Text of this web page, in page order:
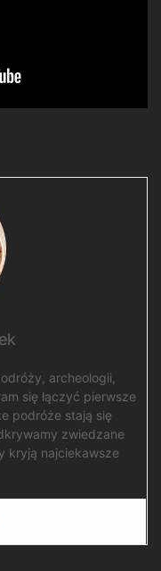
archeologii,
się łączyć pierwsze
podróże stają się
zwiedzane
kryją najciekawsze